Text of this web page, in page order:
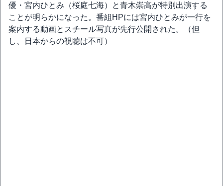
優・宮内ひとみ（桜庭七海）と青木崇高が特別出演する
ことが明らかになった。番組HPには宮内ひとみが一行を
案内する動画とスチール写真が先行公開された。（但
し、日本からの視聴は不可）